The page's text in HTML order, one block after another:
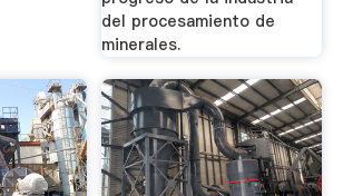
del procesamiento de
minerales.